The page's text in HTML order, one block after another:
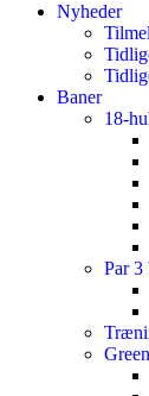
Nyheder
Baner
18-
Par 3